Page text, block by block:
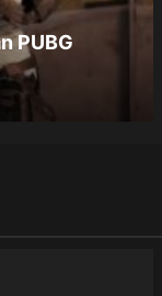
PUBG